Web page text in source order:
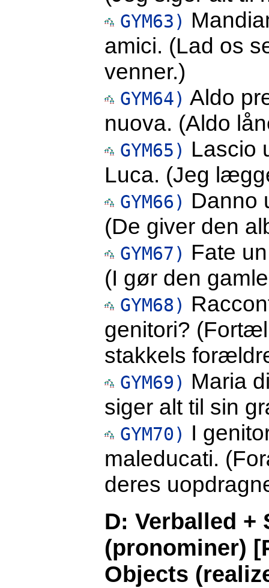
GYM63)
amici. (Lad os
venner.)
GYM64) Aldo
nuova. (Aldo
GYM65) Lascio
Luca. (Jeg
GYM66) Danno
(De giver den
GYM67) Fate
(I gør den
GYM68)
genitori?
stakkels
GYM69) Maria
siger alt til sin
GYM70) I
maleducati.
deres
D: Verballed +
(pronominer)
Objects